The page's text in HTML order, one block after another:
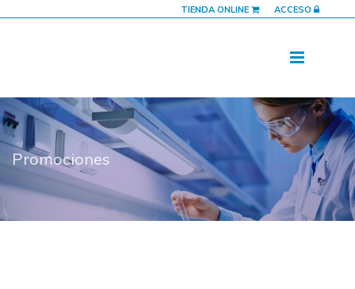
TIENDA ONLINE ACCESO
Promociones